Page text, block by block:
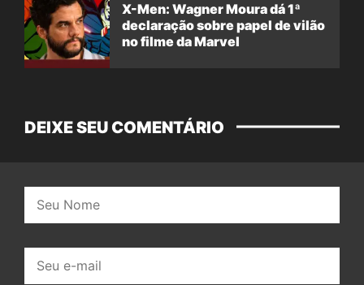
X-Men: Wagner Moura dá 1ª
declaração sobre papel de vilão
no filme da Marvel
DEIXE SEU COMENTÁRIO
mail: